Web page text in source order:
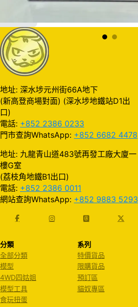
地址: 深水埗元州街66A地下
(新高登商場對面) (深水埗地鐵站D1出
口)
電話: +852 2386 0233
門市查詢WhatsApp: +852 6682 4478
地址: 九龍青山道483號再發工廠大廈一
樓G室
(荔枝角地鐵B1出口)
電話: +852 2386 0011
網站查詢WhatsApp: +852 9883 5293
分類
全部分類
模型
4WD四姑姐
模型工具
食玩扭蛋
系列
特價貨品
限購貨品
預訂區
貓奴專區